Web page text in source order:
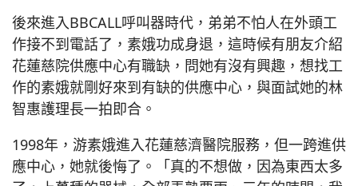
後來進入BBCALL呼叫器時代，弟弟不怕人在外頭工
作接不到電話了，素娥功成身退，這時候有朋友介紹
花蓮慈院供應中心有職缺，問她有沒有興趣，想找工
作的素娥就剛好來到有缺的供應中心，與面試她的林
智惠護理長一拍即合。
1998年，游素娥進入花蓮慈濟醫院服務，但一跨進供
應中心，她就後悔了。「真的不想做，因為東西太多